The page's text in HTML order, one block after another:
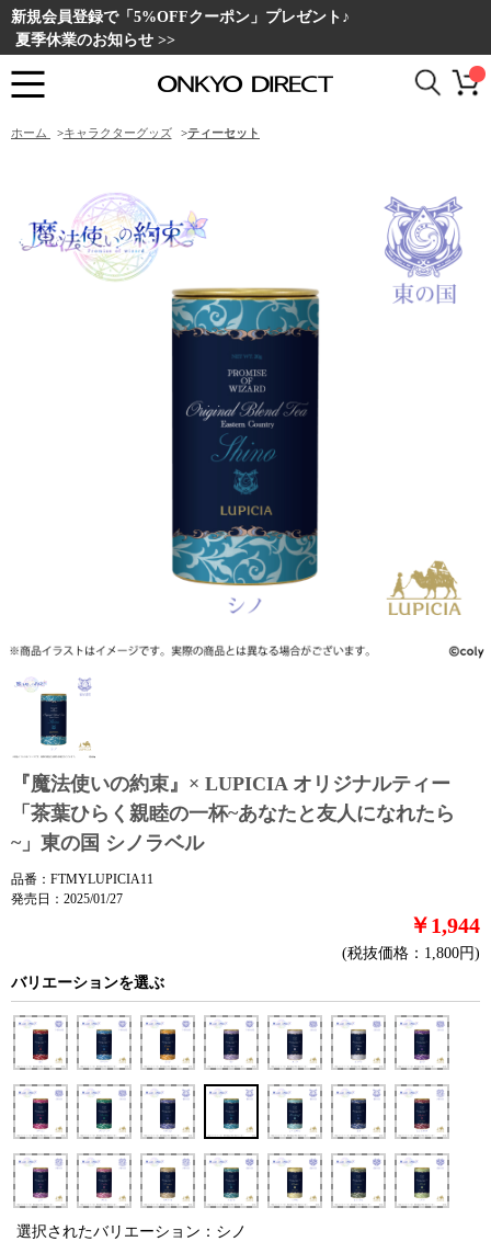
新規会員登録で「5%OFFクーポン」プレゼント♪
夏季休業のお知らせ >>
ホーム >キャラクターグッズ >ティーセット
『魔法使いの約束』× LUPICIA オリジナルティー
「茶葉ひらく親睦の一杯~あなたと友人になれたら
~」東の国 シノラベル
品番：FTMYLUPICIA11
発売日：2025/01/27
￥1,944
(税抜価格：1,800円)
バリエーションを選ぶ
選択されたバリエーション：シノ